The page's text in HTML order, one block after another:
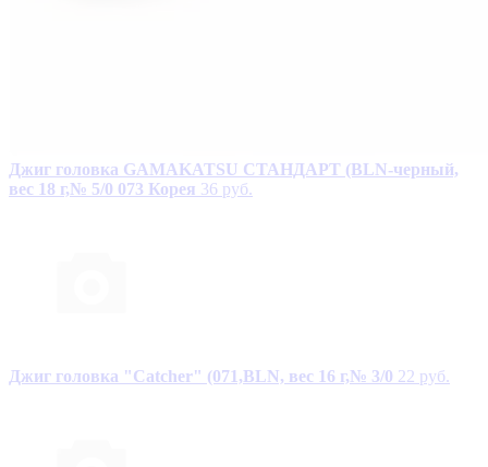
Джиг головка GAMAKATSU СТАНДАРТ (BLN-черный,
вес 18 г,№ 5/0 073 Корея 36 руб.
Джиг головка "Catcher" (071,BLN, вес 16 г,№ 3/0 22 руб.